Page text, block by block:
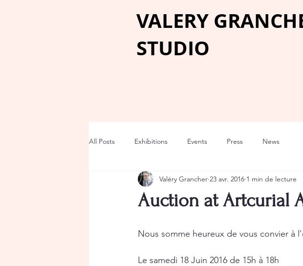
VALERY
STUDIO
All Posts Exhibitions Events Press News
Auction at Artcurial
Valéry Grancher 23 avr. 2016 1 min de lecture
Nous somme heureux de vous convier à
Le samedi 18 Juin 2016 de 15h à 18h